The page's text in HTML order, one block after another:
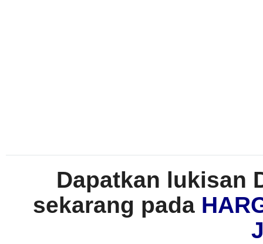
Dapatkan lukisan
sekarang pada